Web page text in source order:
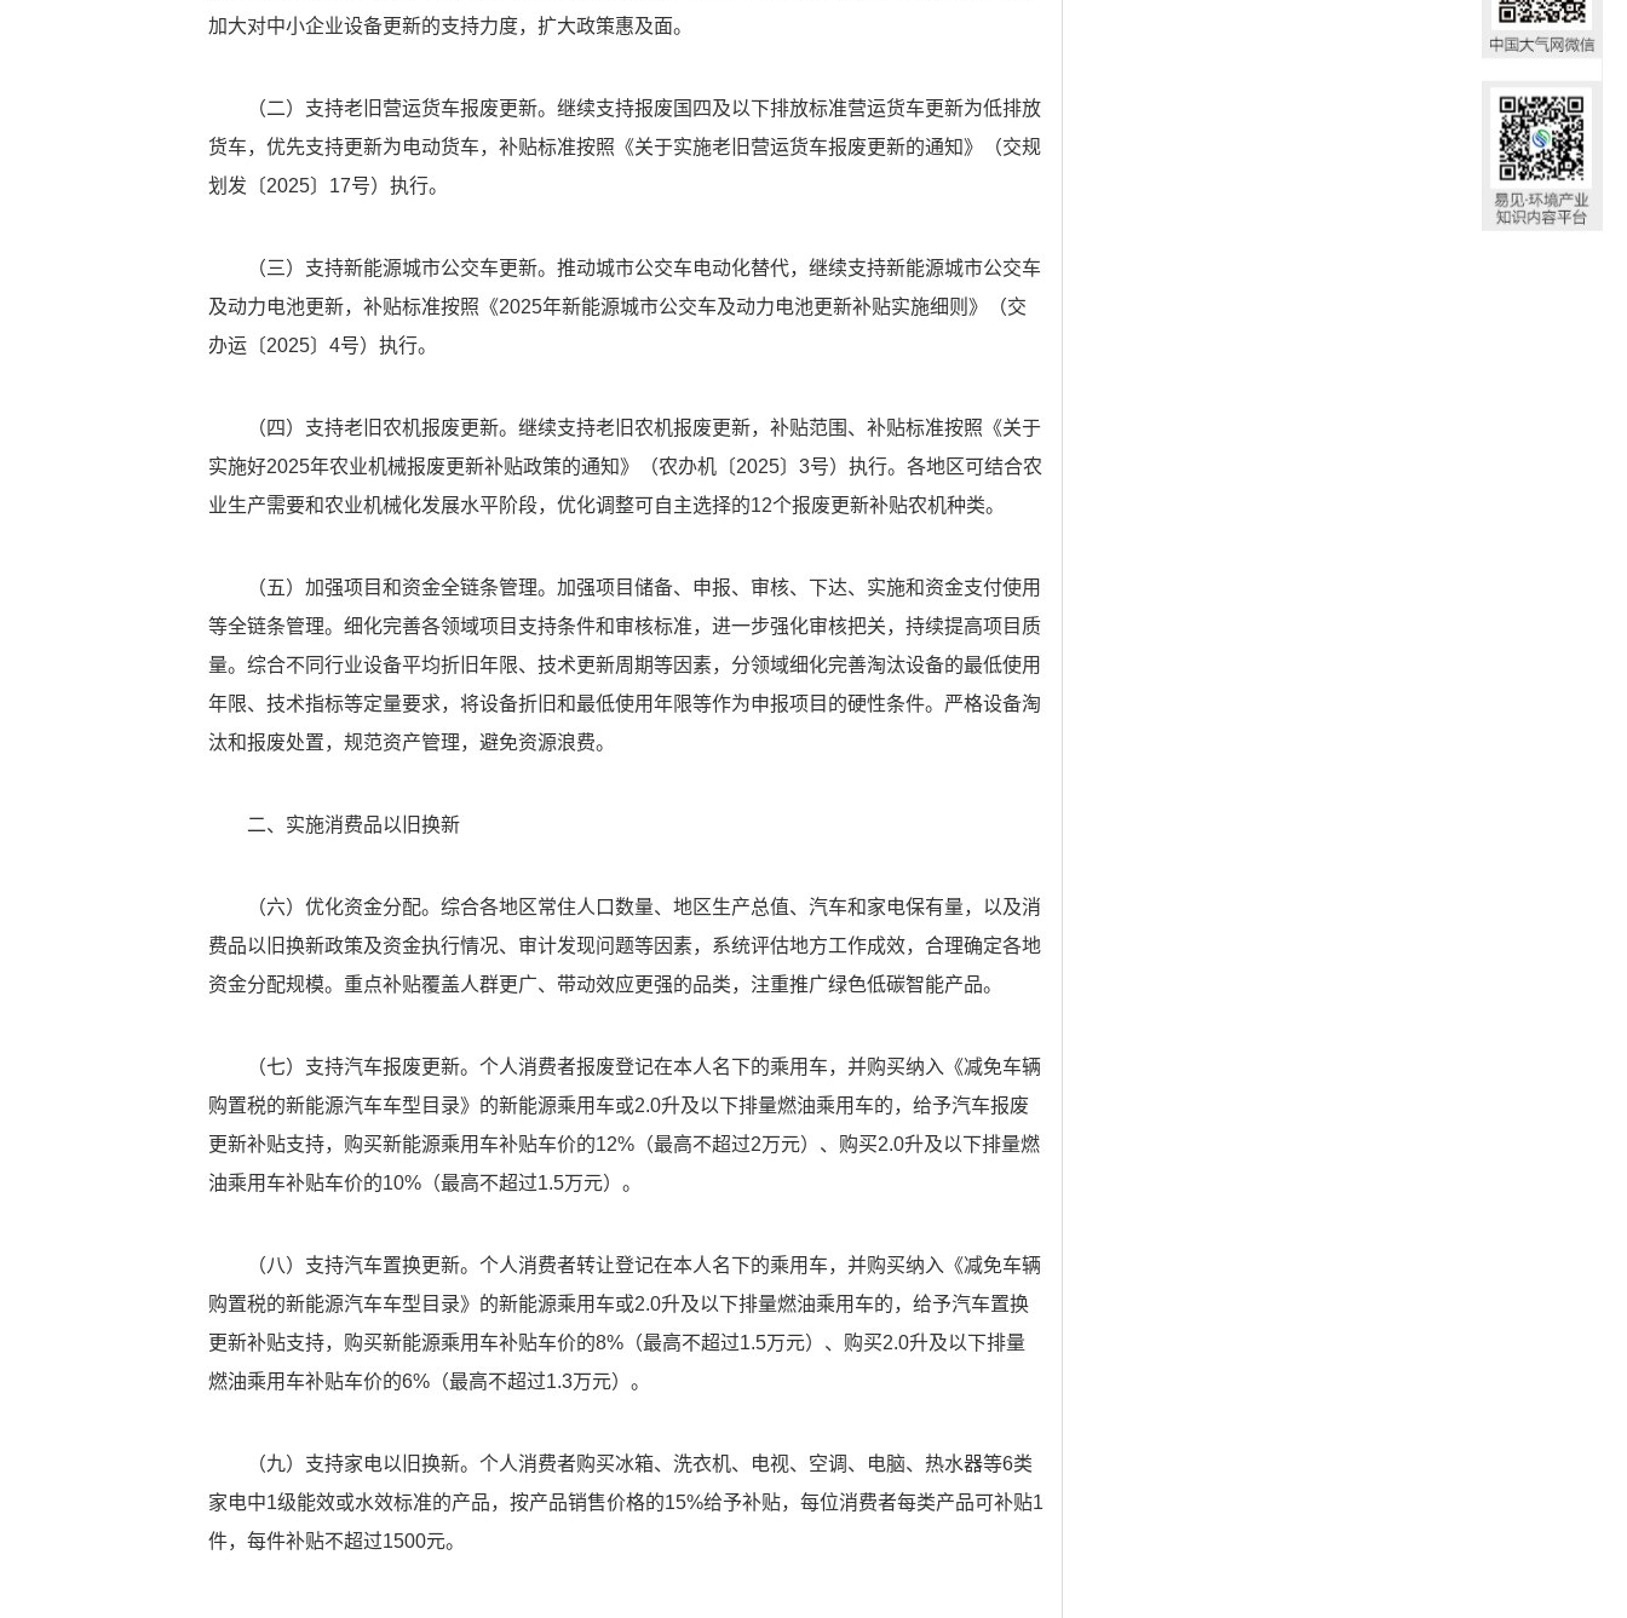
加大对中小企业设备更新的支持力度，扩大政策惠及面。
（二）支持老旧营运货车报废更新。继续支持报废国四及以下排放标准营运货车更新为低排放
货车，优先支持更新为电动货车，补贴标准按照《关于实施老旧营运货车报废更新的通知》（交规
划发〔2025〕17号）执行。
（三）支持新能源城市公交车更新。推动城市公交车电动化替代，继续支持新能源城市公交车
及动力电池更新，补贴标准按照《2025年新能源城市公交车及动力电池更新补贴实施细则》（交
办运〔2025〕4号）执行。
（四）支持老旧农机报废更新。继续支持老旧农机报废更新，补贴范围、补贴标准按照《关于
实施好2025年农业机械报废更新补贴政策的通知》（农办机〔2025〕3号）执行。各地区可结合农
业生产需要和农业机械化发展水平阶段，优化调整可自主选择的12个报废更新补贴农机种类。
（五）加强项目和资金全链条管理。加强项目储备、申报、审核、下达、实施和资金支付使用
等全链条管理。细化完善各领域项目支持条件和审核标准，进一步强化审核把关，持续提高项目质
量。综合不同行业设备平均折旧年限、技术更新周期等因素，分领域细化完善淘汰设备的最低使用
年限、技术指标等定量要求，将设备折旧和最低使用年限等作为申报项目的硬性条件。严格设备淘
汰和报废处置，规范资产管理，避免资源浪费。
二、实施消费品以旧换新
（六）优化资金分配。综合各地区常住人口数量、地区生产总值、汽车和家电保有量，以及消
费品以旧换新政策及资金执行情况、审计发现问题等因素，系统评估地方工作成效，合理确定各地
资金分配规模。重点补贴覆盖人群更广、带动效应更强的品类，注重推广绿色低碳智能产品。
（七）支持汽车报废更新。个人消费者报废登记在本人名下的乘用车，并购买纳入《减免车辆
购置税的新能源汽车车型目录》的新能源乘用车或2.0升及以下排量燃油乘用车的，给予汽车报废
更新补贴支持，购买新能源乘用车补贴车价的12%（最高不超过2万元）、购买2.0升及以下排量燃
油乘用车补贴车价的10%（最高不超过1.5万元）。
（八）支持汽车置换更新。个人消费者转让登记在本人名下的乘用车，并购买纳入《减免车辆
购置税的新能源汽车车型目录》的新能源乘用车或2.0升及以下排量燃油乘用车的，给予汽车置换
更新补贴支持，购买新能源乘用车补贴车价的8%（最高不超过1.5万元）、购买2.0升及以下排量
燃油乘用车补贴车价的6%（最高不超过1.3万元）。
（九）支持家电以旧换新。个人消费者购买冰箱、洗衣机、电视、空调、电脑、热水器等6类
家电中1级能效或水效标准的产品，按产品销售价格的15%给予补贴，每位消费者每类产品可补贴1
件，每件补贴不超过1500元。